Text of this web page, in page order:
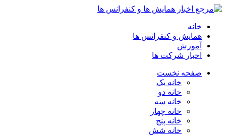
خانه
همایش و کنفرانس ها
آموزش
اخبار شرکت ها
صفحه نخست
خانه یک
خانه دو
خانه سه
خانه چهار
خانه پنج
خانه شش